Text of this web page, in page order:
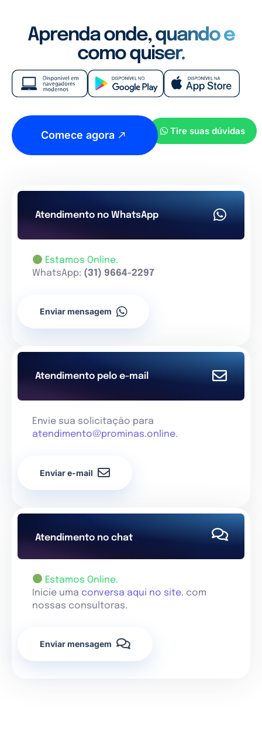
Aprenda onde, quando e
como quiser.
Comece agora Tire suas dúvidas
Atendimento no WhatsApp
Estamos Online.
WhatsApp: (31) 9664-2297
Enviar mensagem
Atendimento pelo e-mail
Envie sua solicitação para
atendimento@prominas.online.
Enviar e-mail
Atendimento no chat
Estamos Online.
Inicie uma conversa aqui no site. com
nossas consultoras.
Enviar mensagem